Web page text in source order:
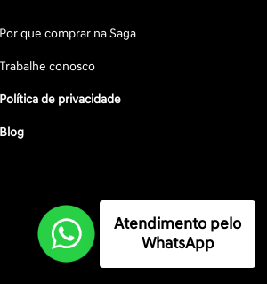
Por que comprar na Saga
Trabalhe conosco
Política de privacidade
Blog
Atendimento pelo
WhatsApp